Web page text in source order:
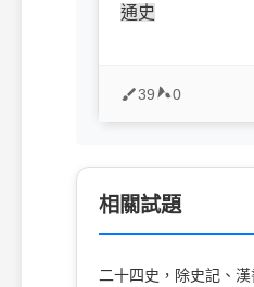
通史
39 0
相關試題
二十四史，除史記、